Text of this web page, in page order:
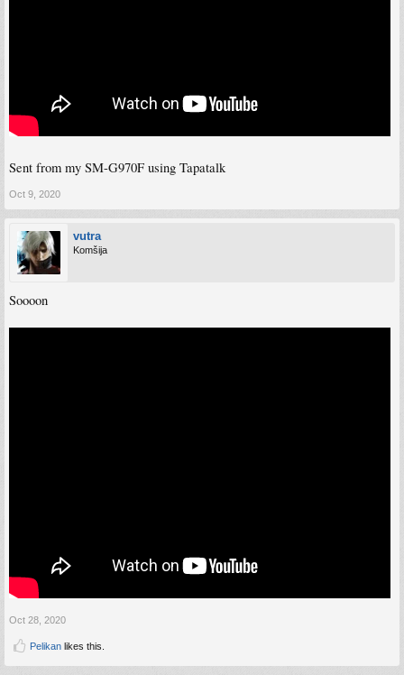
Sent from my SM-G970F using Tapatalk
Oct 9, 2020
vutra
Komšija
Soooon
Oct 28, 2020
Pelikan likes this.